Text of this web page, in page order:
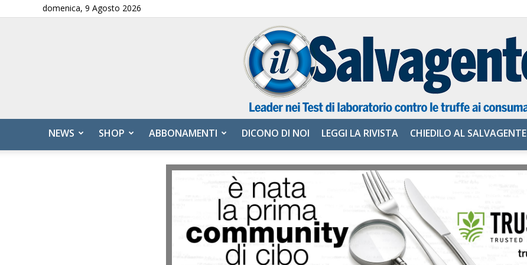
domenica, 9 Agosto 2026
Salvagente
NEWS SHOP ABBONAMENTI DICONO DI NOI LEGGI LA RIVISTA CHIEDILO AL SALVAGENTE